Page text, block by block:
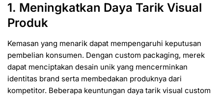
1. Meningkatkan Daya Tarik Visual
Produk
Kemasan yang menarik dapat mempengaruhi keputusan
pembelian konsumen. Dengan custom packaging, merek
dapat menciptakan desain unik yang mencerminkan
identitas brand serta membedakan produknya dari
kompetitor. Beberapa keuntungan daya tarik visual custom